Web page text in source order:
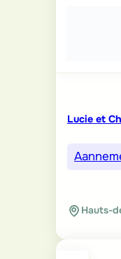
Lucie et
Hauts-